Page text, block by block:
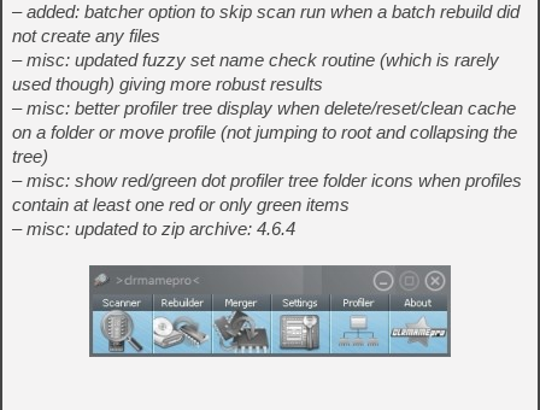
– added: batcher option to skip scan run when a batch rebuild did
not create any files
– misc: updated fuzzy set name check routine (which is rarely
used though) giving more robust results
– misc: better profiler tree display when delete/reset/clean cache
on a folder or move profile (not jumping to root and collapsing the
tree)
– misc: show red/green dot profiler tree folder icons when profiles
contain at least one red or only green items
– misc: updated to zip archive: 4.6.4